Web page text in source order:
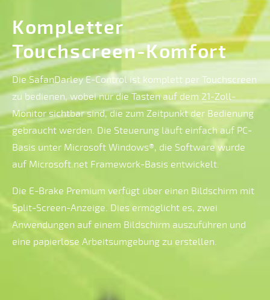
NSCL
I
MC
Pro
Oberwerkzeugadapter
und
OB/S-
3
Unterwerkzeugadapter
Standard-
Einbauhöhe
(Q-
Kompletter
Touchscreen-Komfort
Die SafanDarley E-Control ist komplett per Touchscreen
zu bedienen, wobei nur die Tasten auf dem 21-Zoll-
Monitor sichtbar sind, die zum Zeitpunkt der Bedienung
gebraucht werden. Die Steuerung läuft einfach auf PC-
Basis unter Microsoft Windows®, die Software wurde
auf Microsoft.net Framework-Basis entwickelt.
Die E-Brake Premium verfügt über einen Bildschirm mit
Split-Screen-Anzeige. Dies ermöglicht es, zwei
Anwendungen auf einem Bildschirm auszuführen und
eine papierlose Arbeitsumgebung zu erstellen.